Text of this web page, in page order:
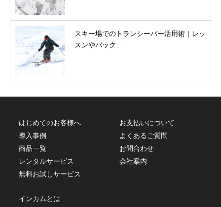
スキー場でのトランシーバー活用術｜レッ
スンやバック...
はじめてのお客様へ
導入事例
商品一覧
レンタルサービス
無料お試しサービス
お支払いについて
よくあるご質問
お問合わせ
会社案内
インカムとは